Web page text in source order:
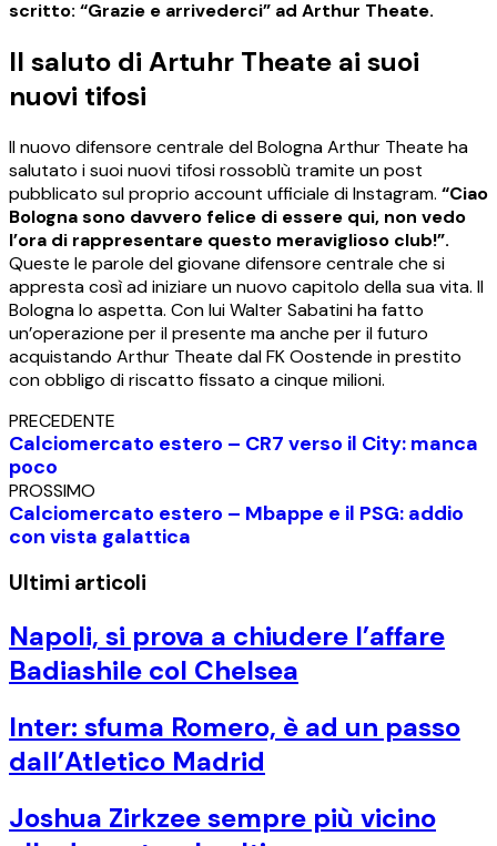
scritto: “Grazie e arrivederci” ad Arthur Theate.
Il saluto di Artuhr Theate ai suoi
nuovi tifosi
Il nuovo difensore centrale del Bologna Arthur Theate ha
salutato i suoi nuovi tifosi rossoblù tramite un post
pubblicato sul proprio account ufficiale di Instagram. “Ciao
Bologna sono davvero felice di essere qui, non vedo
l’ora di rappresentare questo meraviglioso club!”.
Queste le parole del giovane difensore centrale che si
appresta così ad iniziare un nuovo capitolo della sua vita. Il
Bologna lo aspetta. Con lui Walter Sabatini ha fatto
un’operazione per il presente ma anche per il futuro
acquistando Arthur Theate dal FK Oostende in prestito
con obbligo di riscatto fissato a cinque milioni.
PRECEDENTE
Calciomercato estero – CR7 verso il City: manca
poco
PROSSIMO
Calciomercato estero – Mbappe e il PSG: addio
con vista galattica
Ultimi articoli
Napoli, si prova a chiudere l’affare
Badiashile col Chelsea
Inter: sfuma Romero, è ad un passo
dall’Atletico Madrid
Joshua Zirkzee sempre più vicino